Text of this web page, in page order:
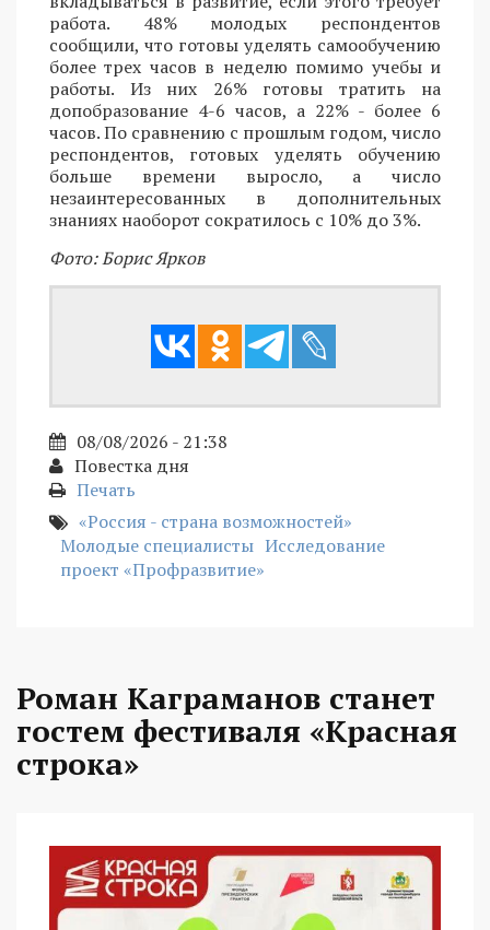
работа. 48% молодых респондентов
сообщили, что готовы уделять самообучению
более трех часов в неделю помимо учебы и
работы. Из них 26% готовы тратить на
допобразование 4-6 часов, а 22% - более 6
часов. По сравнению с прошлым годом, число
респондентов, готовых уделять обучению
больше времени выросло, а число
незаинтересованных в дополнительных
знаниях наоборот сократилось с 10% до 3%.
Фото: Борис Ярков
08/08/2026 - 21:38
Повестка дня
Печать
«Россия - страна возможностей»
Молодые специалисты Исследование
проект «Профразвитие»
Роман Каграманов станет
гостем фестиваля «Красная
строка»